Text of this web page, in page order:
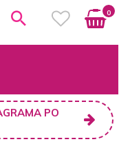
0
PO